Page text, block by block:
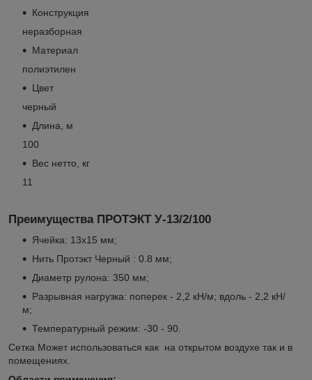
Конструкция
неразборная
Материал
полиэтилен
Цвет
черный
Длина, м
100
Вес нетто, кг
11
Преимущества ПРОТЭКТ У-13/2/100
Ячейка: 13х15 мм;
Нить Протэкт Черный : 0.8 мм;
Диаметр рулона: 350 мм;
Разрывная нагрузка: поперек - 2,2 кН/м; вдоль - 2,2 кН/
м;
Температурный режим: -30 - 90.
Сетка Может использоваться как на открытом воздухе так и в
помещениях.